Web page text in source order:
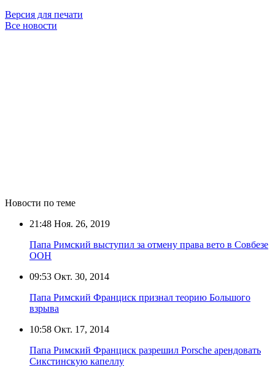
Версия для печати
Все новости
Новости по теме
21:48 Ноя. 26, 2019
Папа Римский выступил за отмену права вето в Совбезе
ООН
09:53 Окт. 30, 2014
Папа Римский Франциск признал теорию Большого
взрыва
10:58 Окт. 17, 2014
Папа Римский Франциск разрешил Porsche арендовать
Сикстинскую капеллу